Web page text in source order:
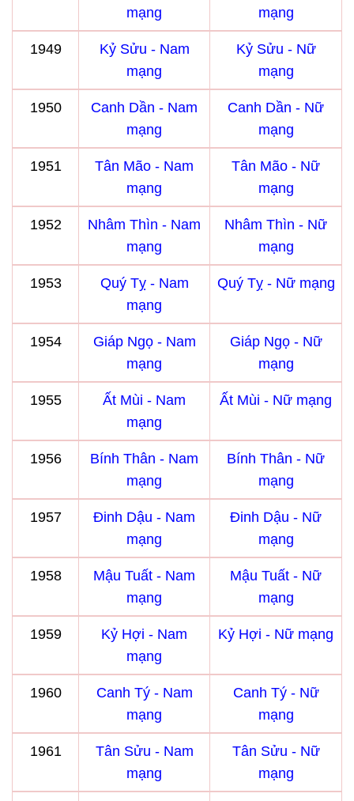
mạng
mạng
1949
Kỷ Sửu - Nam
mạng
Kỷ Sửu - Nữ
mạng
1950
Canh Dần - Nam
mạng
Canh Dần - Nữ
mạng
1951
Tân Mão - Nam
mạng
Tân Mão - Nữ
mạng
1952
Nhâm Thìn - Nam
mạng
Nhâm Thìn - Nữ
mạng
1953
Quý Tỵ - Nam
mạng
Quý Tỵ - Nữ mạng
1954
Giáp Ngọ - Nam
mạng
Giáp Ngọ - Nữ
mạng
1955
Ất Mùi - Nam
mạng
Ất Mùi - Nữ mạng
1956
Bính Thân - Nam
mạng
Bính Thân - Nữ
mạng
1957
Đinh Dậu - Nam
mạng
Đinh Dậu - Nữ
mạng
1958
Mậu Tuất - Nam
mạng
Mậu Tuất - Nữ
mạng
1959
Kỷ Hợi - Nam
mạng
Kỷ Hợi - Nữ mạng
1960
Canh Tý - Nam
mạng
Canh Tý - Nữ
mạng
1961
Tân Sửu - Nam
mạng
Tân Sửu - Nữ
mạng